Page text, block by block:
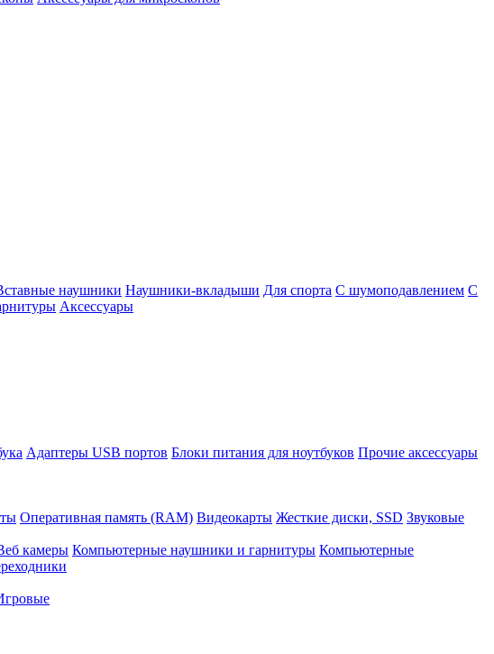
наушники Наушники-вкладыши Для спорта С шумоподавлением С
Аксессуары
Адаптеры USB портов Блоки питания для ноутбуков Прочие аксессуары
Оперативная память (RAM) Видеокарты Жесткие диски, SSD Звуковые
камеры Компьютерные наушники и гарнитуры Компьютерные